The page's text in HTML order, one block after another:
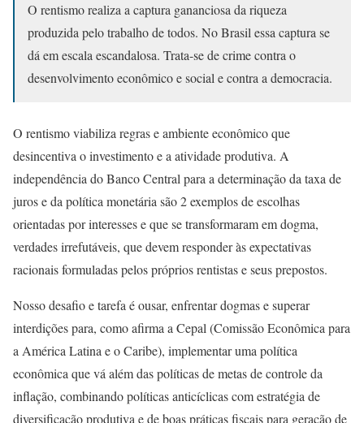
O rentismo realiza a captura gananciosa da riqueza
produzida pelo trabalho de todos. No Brasil essa captura se
dá em escala escandalosa. Trata-se de crime contra o
desenvolvimento econômico e social e contra a democracia.
O rentismo viabiliza regras e ambiente econômico que
desincentiva o investimento e a atividade produtiva. A
independência do Banco Central para a determinação da taxa de
juros e da política monetária são 2 exemplos de escolhas
orientadas por interesses e que se transformaram em dogma,
verdades irrefutáveis, que devem responder às expectativas
racionais formuladas pelos próprios rentistas e seus prepostos.
Nosso desafio e tarefa é ousar, enfrentar dogmas e superar
interdições para, como afirma a Cepal (Comissão Econômica para
a América Latina e o Caribe), implementar uma política
econômica que vá além das políticas de metas de controle da
inflação, combinando políticas anticíclicas com estratégia de
diversificação produtiva e de boas práticas fiscais para geração de